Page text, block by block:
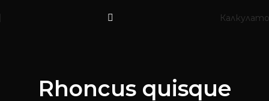
Rhoncus quisque